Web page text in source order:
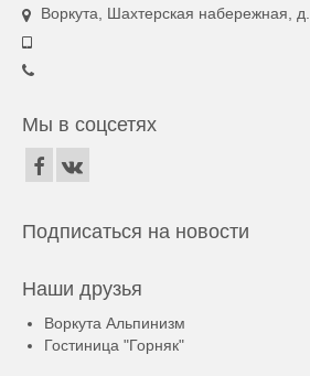
Воркута, Шахтерская набережная, д.
Мы в соцсетях
Подписаться на новости
Наши друзья
Воркута Альпинизм
Гостиница "Горняк"